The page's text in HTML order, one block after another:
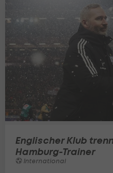
Englischer Klub
Hamburg-Trainer
International